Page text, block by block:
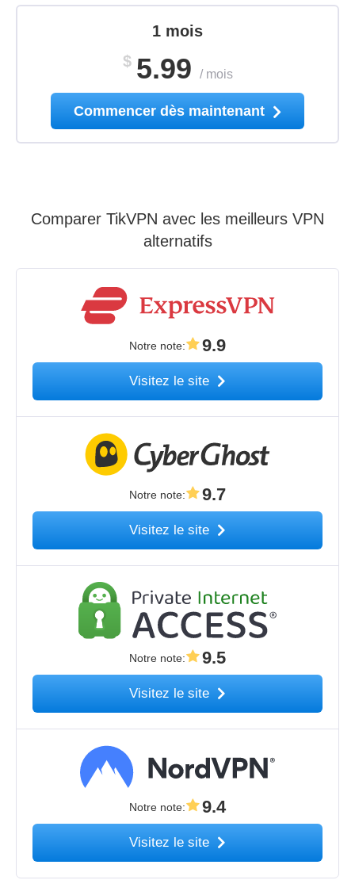
1 mois
$ 5.99 / mois
Commencer dès maintenant
Comparer TikVPN avec les meilleurs VPN
alternatifs
Notre note: 9.9
Visitez le site
Notre note: 9.7
Visitez le site
Notre note: 9.5
Visitez le site
Notre note: 9.4
Visitez le site